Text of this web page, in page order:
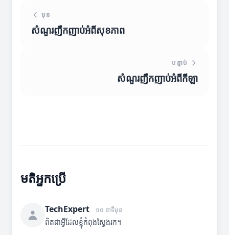
មុន
សំណួរញឹកញាប់អំពីសុខភាព
បន្ទាប់
សំណួរញឹកញាប់អំពីកីឡា
មតិអ្នកប្រើ
TechExpert ១០ នាទីមុន
ពិតជាអ្វីដែលខ្ញុំកំពុងស្វែងរក។